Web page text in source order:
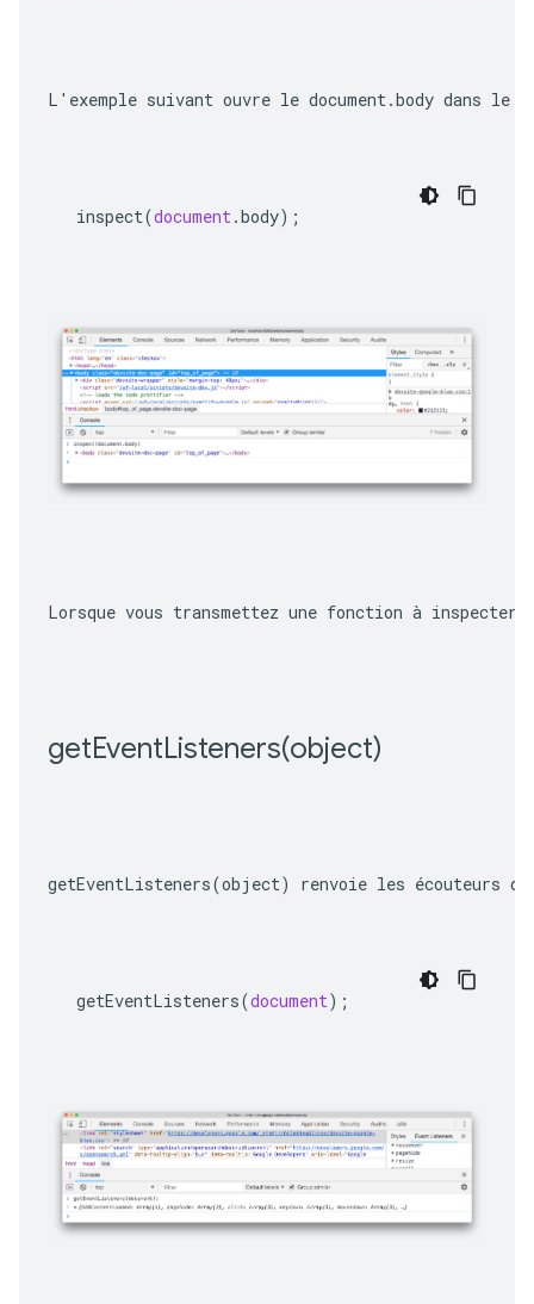
L'exemple suivant ouvre le document.body dans le
inspect(document .body);
Lorsque vous transmettez une fonction à
getEventListeners(object)
getEventListeners(object) renvoie les écouteurs
getEventListeners(document);